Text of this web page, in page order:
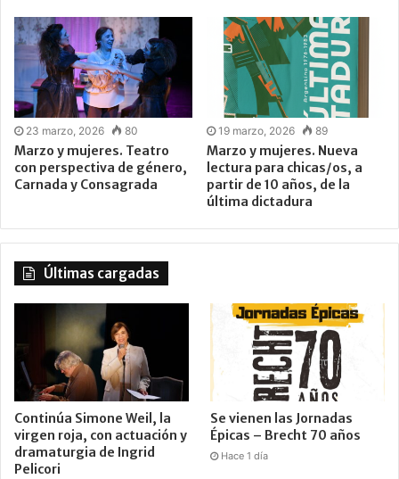
23 marzo, 2026 80
Marzo y mujeres. Teatro
con perspectiva de género,
Carnada y Consagrada
19 marzo, 2026 89
Marzo y mujeres. Nueva
lectura para chicas/os, a
partir de 10 años, de la
última dictadura
Últimas cargadas
Continúa Simone Weil, la
virgen roja, con actuación y
dramaturgia de Ingrid
Pelicori
Se vienen las Jornadas
Épicas – Brecht 70 años
Hace 1 día